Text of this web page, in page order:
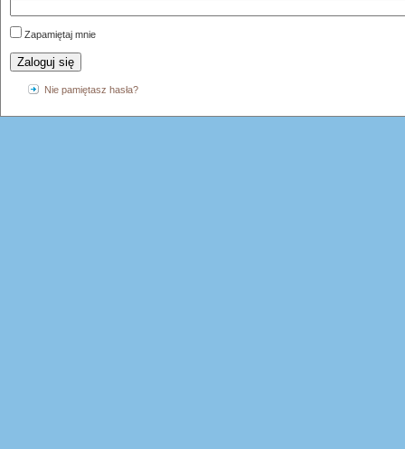
Zapamiętaj mnie
Zaloguj się
Nie pamiętasz hasła?